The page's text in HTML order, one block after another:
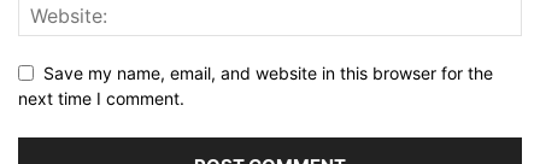
Save my name, email, and website in this browser for the
next time I comment.